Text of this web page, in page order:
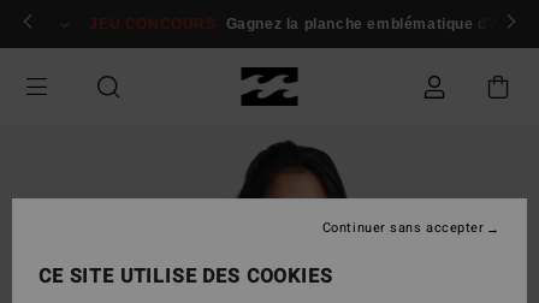
Passer
Se connecter / s'inscrire
JEU CONCOURS Gagnez la planche emblématique d'Andy
CE SITE UTILISE DES COOKIES
Continuer sans accepter